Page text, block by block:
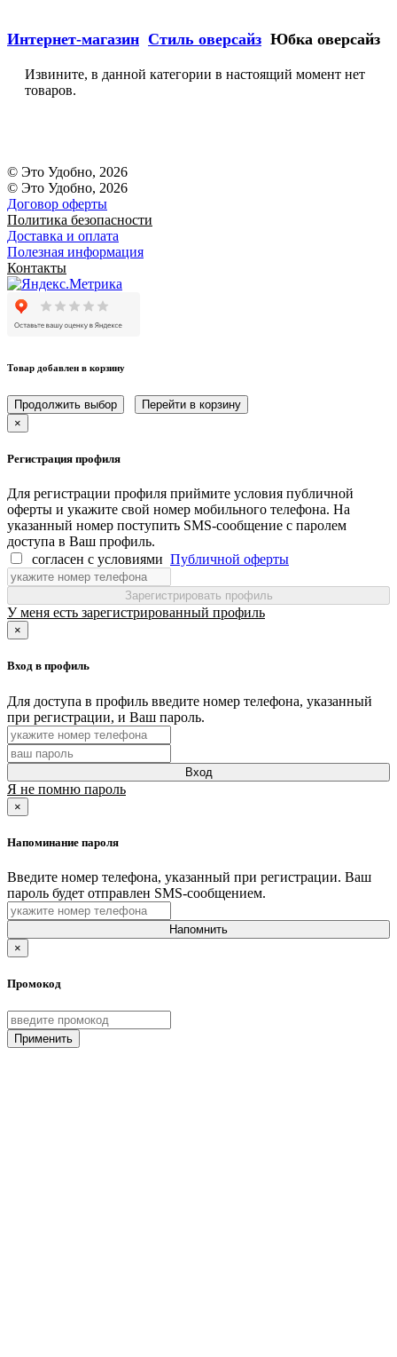
Интернет-магазин Стиль оверсайз Юбка оверсайз
Извините, в данной категории в настоящий момент нет
товаров.
© Это Удобно, 2026
© Это Удобно, 2026
Договор оферты
Политика безопасности
Доставка и оплата
Полезная информация
Контакты
Товар добавлен в корзину
Продолжить выбор
Перейти в корзину
×
Регистрация профиля
Для регистрации профиля приймите условия публичной
оферты и укажите свой номер мобильного телефона. На
указанный номер поступить SMS-сообщение с паролем
доступа в Ваш профиль.
согласен с условиями Публичной оферты
Зарегистрировать профиль
У меня есть зарегистрированный профиль
×
Вход в профиль
Для доступа в профиль введите номер телефона, указанный
при регистрации, и Ваш пароль.
Вход
Я не помню пароль
×
Напоминание пароля
Введите номер телефона, указанный при регистрации. Ваш
пароль будет отправлен SMS-сообщением.
Напомнить
×
Промокод
Применить